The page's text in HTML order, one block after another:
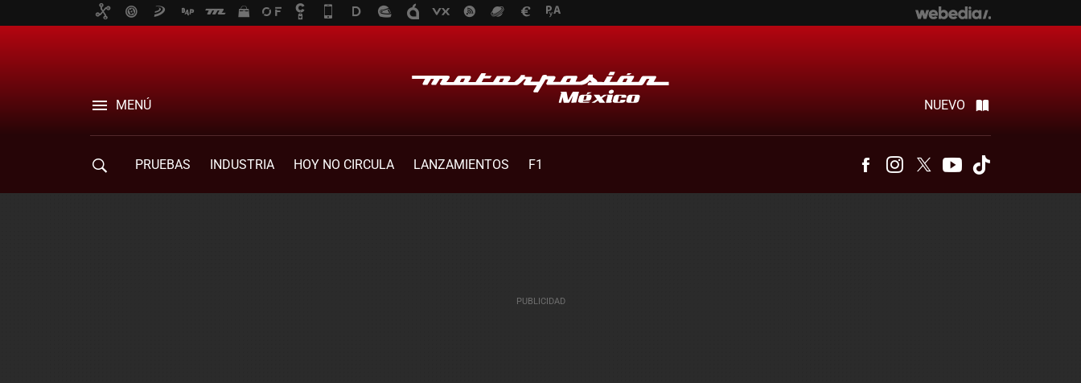
MENÚ NUEVO
PRUEBAS INDUSTRIA HOY NO CIRCULA LANZAMIENTOS F1 FacebookInstagram
Twitter Youtube